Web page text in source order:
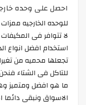
احصل على وحده
للوحده الخارجيه
لا تتوافر فى المكيفات
استخدام افضل انواع
تجعلها محميه من
للتاكل فى الشتاء
ما هو افضل ومتميز
الاسواق ونبقى دائما